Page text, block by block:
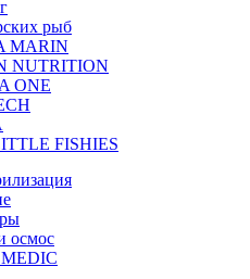
рыб
MARIN
NUTRITION
ONE
FISHIES
осмос